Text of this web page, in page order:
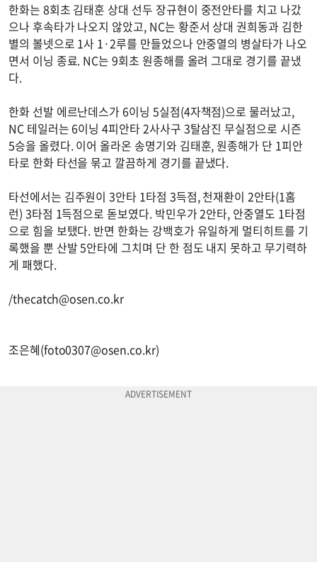
한화는 8회초 김태훈 상대 선두 장규현이 중전안타를 치고 나갔
으나 후속타가 나오지 않았고, NC는 황준서 상대 권희동과 김한
별의 볼넷으로 1사 1·2루를 만들었으나 안중열의 병살타가 나오
면서 이닝 종료. NC는 9회초 원종해를 올려 그대로 경기를 끝냈
다.
한화 선발 에르난데스가 6이닝 5실점(4자책점)으로 물러났고,
NC 테일러는 6이닝 4피안타 2사사구 3탈삼진 무실점으로 시즌
5승을 올렸다. 이어 올라온 송명기와 김태훈, 원종해가 단 1피안
타로 한화 타선을 묶고 깔끔하게 경기를 끝냈다.
타선에서는 김주원이 3안타 1타점 3득점, 천재환이 2안타(1홈
런) 3타점 1득점으로 돋보였다. 박민우가 2안타, 안중열도 1타점
으로 힘을 보탰다. 반면 한화는 강백호가 유일하게 멀티히트를 기
록했을 뿐 산발 5안타에 그치며 단 한 점도 내지 못하고 무기력하
게 패했다.
/thecatch@osen.co.kr
조은혜(foto0307@osen.co.kr)